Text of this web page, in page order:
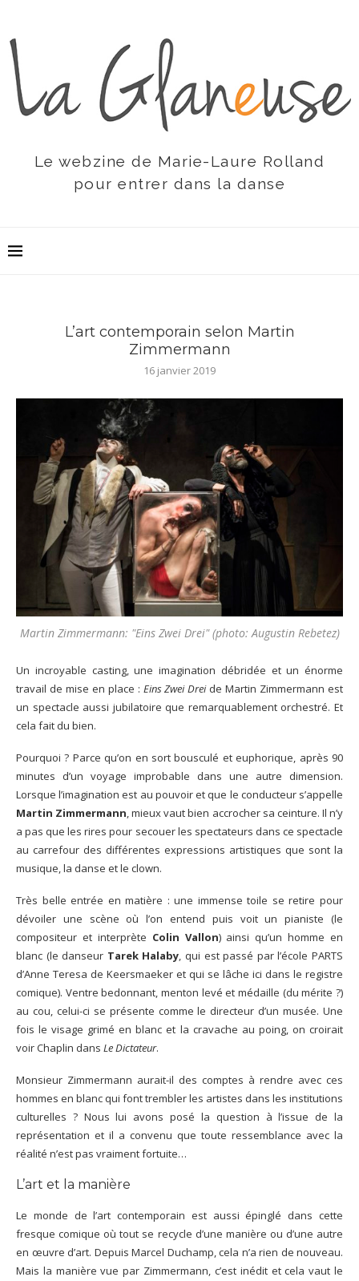
Le webzine de Marie-Laure Rolland
pour entrer dans la danse
L’art contemporain selon Martin
Zimmermann
16 janvier 2019
Martin Zimmermann: "Eins Zwei Drei" (photo: Augustin Rebetez)
Un incroyable casting, une imagination débridée et un énorme
travail de mise en place : Eins Zwei Drei de Martin Zimmermann est
un spectacle aussi jubilatoire que remarquablement orchestré. Et
cela fait du bien.
Pourquoi ? Parce qu’on en sort bousculé et euphorique, après 90
minutes d’un voyage improbable dans une autre dimension.
Lorsque l’imagination est au pouvoir et que le conducteur s’appelle
Martin Zimmermann, mieux vaut bien accrocher sa ceinture. Il n’y
a pas que les rires pour secouer les spectateurs dans ce spectacle
au carrefour des différentes expressions artistiques que sont la
musique, la danse et le clown.
Très belle entrée en matière : une immense toile se retire pour
dévoiler une scène où l’on entend puis voit un pianiste (le
compositeur et interprète Colin Vallon) ainsi qu’un homme en
blanc (le danseur Tarek Halaby, qui est passé par l’école PARTS
d’Anne Teresa de Keersmaeker et qui se lâche ici dans le registre
comique). Ventre bedonnant, menton levé et médaille (du mérite ?)
au cou, celui-ci se présente comme le directeur d’un musée. Une
fois le visage grimé en blanc et la cravache au poing, on croirait
voir Chaplin dans Le Dictateur.
Monsieur Zimmermann aurait-il des comptes à rendre avec ces
hommes en blanc qui font trembler les artistes dans les institutions
culturelles ? Nous lui avons posé la question à l’issue de la
représentation et il a convenu que toute ressemblance avec la
réalité n’est pas vraiment fortuite…
L’art et la manière
Le monde de l’art contemporain est aussi épinglé dans cette
fresque comique où tout se recycle d’une manière ou d’une autre
en œuvre d’art. Depuis Marcel Duchamp, cela n’a rien de nouveau.
Mais la manière vue par Zimmermann, c’est inédit et cela vaut le